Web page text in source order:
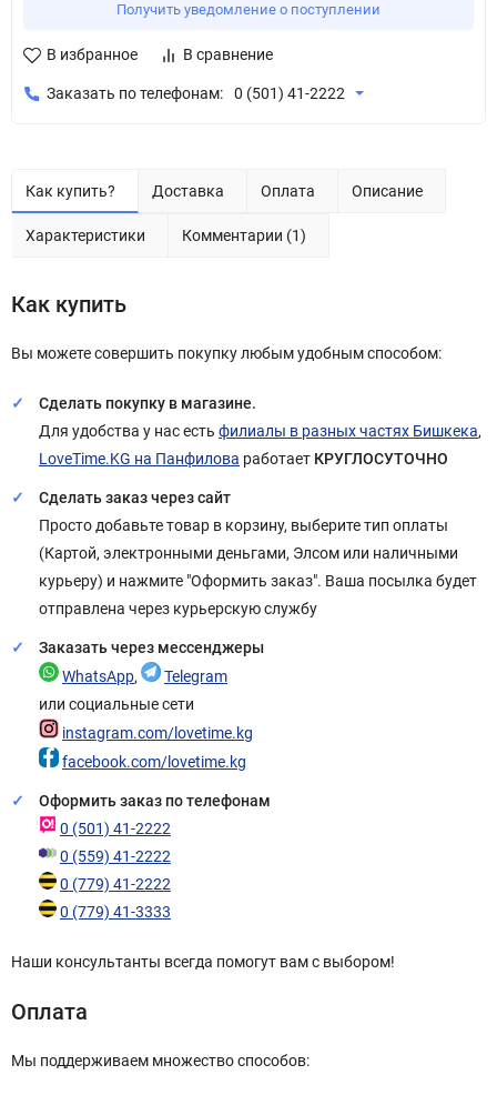
Получить уведомление о поступлении
В избранное В сравнение
Заказать по телефонам: 0 (501) 41-2222
Как купить? Доставка Оплата Описание
Характеристики Комментарии (1)
Как купить
Вы можете совершить покупку любым удобным способом:
Сделать покупку в магазине.
Для удобства у нас есть филиалы в разных частях Бишкека,
LoveTime.KG на Панфилова работает КРУГЛОСУТОЧНО
Сделать заказ через сайт
Просто добавьте товар в корзину, выберите тип оплаты
(Картой, электронными деньгами, Элсом или наличными
курьеру) и нажмите "Оформить заказ". Ваша посылка будет
отправлена через курьерскую службу
Заказать через мессенджеры
WhatsApp,
Telegram
или социальные сети
instagram.com/lovetime.kg
facebook.com/lovetime.kg
Оформить заказ по телефонам
0 (501) 41-2222
0 (559) 41-2222
0 (779) 41-2222
0 (779) 41-3333
Наши консультанты всегда помогут вам с выбором!
Оплата
Мы поддерживаем множество способов: